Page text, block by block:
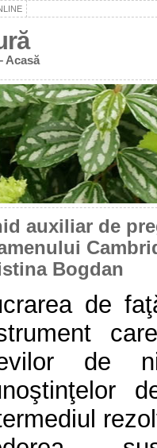
Acasă
auxiliar de
Bogdan
de
de